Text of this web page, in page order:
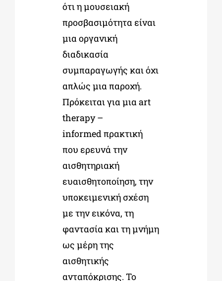
ότι η μουσειακή
προσβασιμότητα είναι
μια οργανική
διαδικασία
συμπαραγωγής και όχι
απλώς μια παροχή.
Πρόκειται για μια art
therapy –
informed πρακτική
που ερευνά την
αισθητηριακή
ευαισθητοποίηση, την
υποκειμενική σχέση
με την εικόνα, τη
φαντασία και τη μνήμη
ως μέρη της
αισθητικής
ανταπόκρισης. Το